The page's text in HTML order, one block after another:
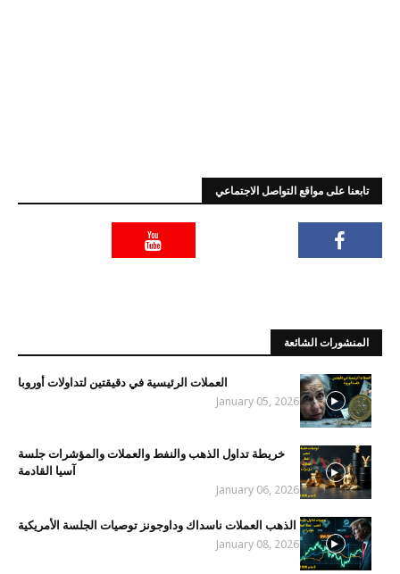
تابعنا على مواقع التواصل الاجتماعي
المنشورات الشائعة
العملات الرئيسية في دقيقتين لتداولات أوروبا
January 05, 2026
خريطة تداول الذهب والنفط والعملات والمؤشرات جلسة
آسيا القادمة
January 06, 2026
الذهب العملات ناسداك وداوجونز توصيات الجلسة الأمريكية
January 08, 2026